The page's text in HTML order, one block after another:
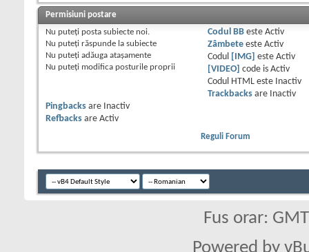
Permisiuni postare
Nu puteţi posta subiecte noi.
Nu puteţi răspunde la subiecte
Nu puteţi adăuga ataşamente
Nu puteţi modifica posturile proprii
Codul BBeste Activ
Zâmbeteeste Activ
Codul
[IMG] este Activ
[VIDEO]
code is Activ
Codul HTML este
Inactiv
Trackbacksare
Inactiv
Pingbacks are
Inactiv
Refbacks are Activ
Reguli Forum
Fus orar: